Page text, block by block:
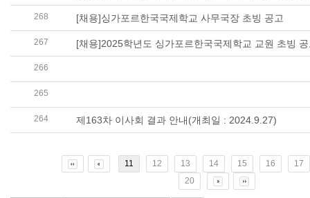
268 [채용]싱가포르한국국제학교 사무국장 초빙 공고
267 [채용]2025학년도 싱가포르한국국제학교 교원 초빙
266
265
264 제163차 이사회 결과 안내(개최일 : 2024.9.27)
11 12 13 14 15 16
17
20